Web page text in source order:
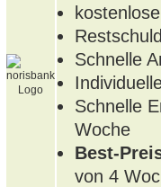
Schnelle
Schnelle
Woche
Best-
von 4